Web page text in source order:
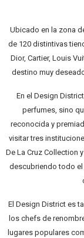
Ubicado en la zona
de 120 distintivas
Dior, Cartier, Louis
destino muy
En el Design
perfumes, sino
reconocida y
visitar tres
De La Cruz Collection
descubriendo todo
El Design District es
los chefs de
lugares populares